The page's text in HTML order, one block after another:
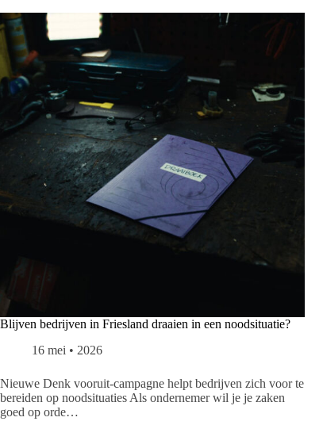
Blijven bedrijven in Friesland draaien in een noodsituatie?
16 mei • 2026
Nieuwe Denk vooruit-campagne helpt bedrijven zich voor te
bereiden op noodsituaties Als ondernemer wil je je zaken
goed op orde…